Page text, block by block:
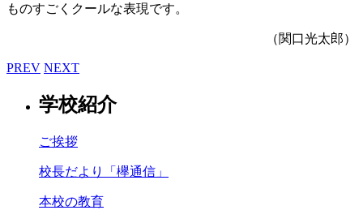
ものすごくクールな表現です。
（関口光太郎）
PREV NEXT
学校紹介
ご挨拶
校長だより「欅通信」
本校の教育